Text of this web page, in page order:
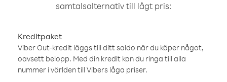
samtalsalternativ till lågt pris:
Kreditpaket
Viber Out-kredit läggs till ditt saldo när du köper något,
oavsett belopp. Med din kredit kan du ringa till alla
nummer i världen till Vibers låga priser.